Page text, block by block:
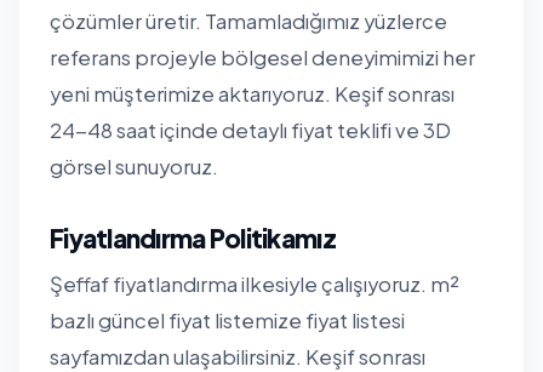
çözümler üretir. Tamamladığımız yüzlerce
referans projeyle bölgesel deneyimimizi her
yeni müşterimize aktarıyoruz. Keşif sonrası
24-48 saat içinde detaylı fiyat teklifi ve 3D
görsel sunuyoruz.
Fiyatlandırma Politikamız
Şeffaf fiyatlandırma ilkesiyle çalışıyoruz. m²
bazlı güncel fiyat listemize fiyat listesi
sayfamızdanulaşabilirsiniz. Keşif sonrası